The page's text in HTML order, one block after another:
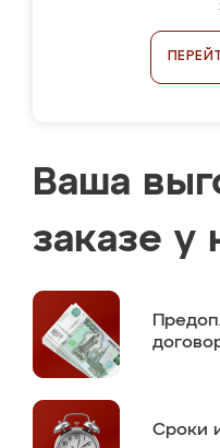
Ваша
заказе у
Сроки